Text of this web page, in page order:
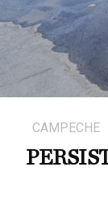
CAMPECHE